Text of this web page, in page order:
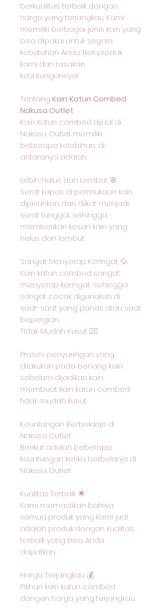
berkualitas terbaik dengan
harga yang terjangkau. Kami
memiliki berbagai jenis kain yang
bisa dipakai untuk segala
kebutuhan Anda. Beli produk
kami dan rasakan
keuntungannya!
Tentang Kain Katun Combed
Nakusa Outlet
Kain katun combed dijual di
Nakusa Outlet memiliki
beberapa kelebihan, di
antaranya adalah:
Lebih Halus dan Lembut 🌸
Serat kapas di permukaan kain
dipisahkan dan diikat menjadi
serat tunggal, sehingga
memberikan kesan kain yang
halus dan lembut.
Sangat Menyerap Keringat 💦
Kain katun combed sangat
menyerap keringat, sehingga
sangat cocok digunakan di
saat-saat yang panas atau saat
bepergian.
Tidak Mudah Kusut 🙅‍♂️
Proses penyaringan yang
dilakukan pada benang kain
sebelum dijadikan kain,
membuat kain katun combed
tidak mudah kusut.
Keuntungan Berbelanja di
Nakusa Outlet
Berikut adalah beberapa
keuntungan ketika berbelanja di
Nakusa Outlet:
Kualitas Terbaik 🌟
Kami memastikan bahwa
semua produk yang kami jual
adalah produk dengan kualitas
terbaik yang bisa Anda
dapatkan.
Harga Terjangkau 💰
Pilihan kain katun combed
dengan harga yang terjangkau.